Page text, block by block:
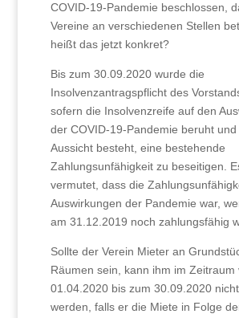
COVID-19-Pandemie beschlossen,
Vereine an verschiedenen Stellen
heißt das jetzt konkret?
Bis zum 30.09.2020 wurde die
Insolvenzantragspflicht des
sofern die Insolvenzreife auf den
der COVID-19-Pandemie beruht und
Aussicht besteht, eine bestehende
Zahlungsunfähigkeit zu beseitigen.
vermutet, dass die
Auswirkungen der Pandemie war,
am 31.12.2019 noch zahlungsfähig
Sollte der Verein Mieter an
Räumen sein, kann ihm im Zeitraum
01.04.2020 bis zum 30.09.2020
werden, falls er die Miete in Folge